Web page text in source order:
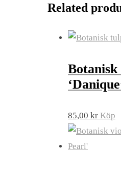
Related
85,00 kr Köp